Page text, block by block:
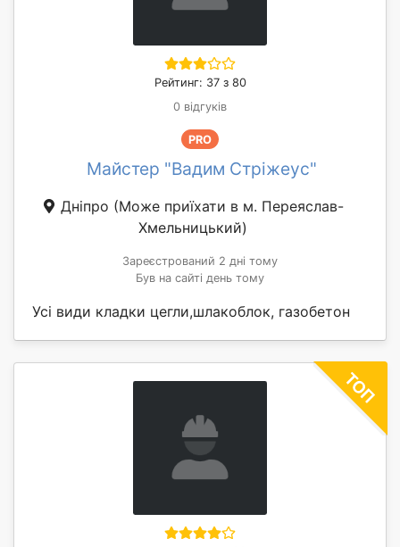
Рейтинг: 37 з 80
0 відгуків
PRO
Майстер "Вадим Стріжеус"
Дніпро (Може приїхати в м. Переяслав-
Хмельницький)
Зареєстрований 2 дні тому
Був на сайті день тому
Усі види кладки цегли,шлакоблок, газобетон